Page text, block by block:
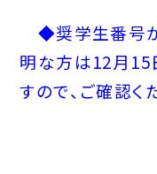
◆奨学生番号
明な方は12月15
すので、ご確認く